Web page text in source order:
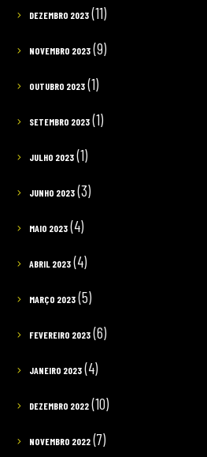
DEZEMBRO 2023(11)
NOVEMBRO 2023(9)
OUTUBRO 2023(1)
SETEMBRO 2023(1)
JULHO 2023(1)
JUNHO 2023(3)
MAIO 2023(4)
ABRIL 2023(4)
MARÇO 2023(5)
FEVEREIRO 2023(6)
JANEIRO 2023(4)
DEZEMBRO 2022(10)
NOVEMBRO 2022(7)